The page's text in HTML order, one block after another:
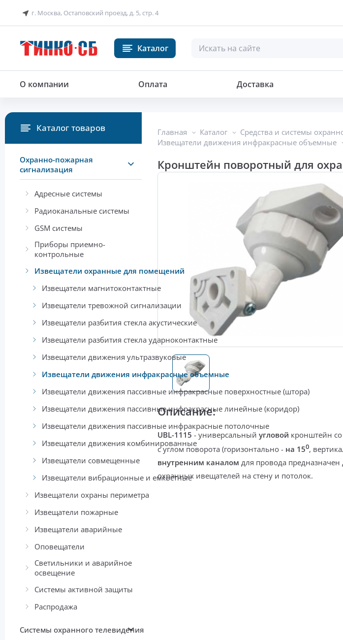
г. Москва, Остаповский проезд, д. 5, стр. 4
Каталог
О компании Оплата Доставка
Главная Каталог Средства и системы
Извещатели движения инфракрасные объемные
Кронштейн поворотный для
Описание:
UBL-1115 - универсальный угловой кронштейн
с углом поворота (горизонтально - на 150,
внутренним каналом для провода предназначен
охранных ивещателей на стену и потолок.
Каталог товаров
Охранно-пожарная
сигнализация
Адресные системы
Радиоканальные системы
GSM системы
Приборы приемно-
контрольные
Извещатели охранные для помещений
Извещатели магнитоконтактные
Извещатели тревожной сигнализации
Извещатели разбития стекла акустические
Извещатели разбития стекла ударноконтактные
Извещатели движения ультразвуковые
Извещатели движения инфракрасные объемные
Извещатели движения пассивные инфракрасные поверхностные (штора)
Извещатели движения пассивные инфракрасные линейные (коридор)
Извещатели движения пассивные инфракрасные потолочные
Извещатели движения комбинированные
Извещатели совмещенные
Извещатели вибрационные и емкостные
Извещатели охраны периметра
Извещатели пожарные
Извещатели аварийные
Оповещатели
Светильники и аварийное
освещение
Системы активной защиты
Распродажа
Системы охранного телевидения